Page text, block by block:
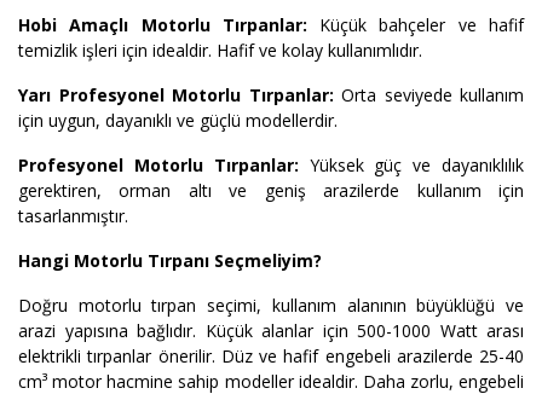
Hobi Amaçlı Motorlu Tırpanlar: Küçük bahçeler ve hafif
temizlik işleri için idealdir. Hafif ve kolay kullanımlıdır.
Yarı Profesyonel Motorlu Tırpanlar: Orta seviyede kullanım
için uygun, dayanıklı ve güçlü modellerdir.
Profesyonel Motorlu Tırpanlar: Yüksek güç ve dayanıklılık
gerektiren, orman altı ve geniş arazilerde kullanım için
tasarlanmıştır.
Hangi Motorlu Tırpanı Seçmeliyim?
Doğru motorlu tırpan seçimi, kullanım alanının büyüklüğü ve
arazi yapısına bağlıdır. Küçük alanlar için 500-1000 Watt arası
elektrikli tırpanlar önerilir. Düz ve hafif engebeli arazilerde 25-40
cm³ motor hacmine sahip modeller idealdir. Daha zorlu, engebeli